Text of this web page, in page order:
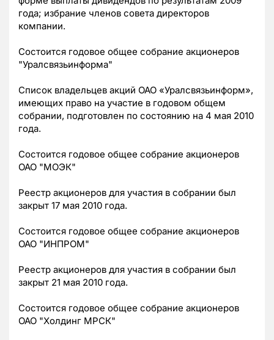
года; избрание членов совета директоров
компании.
Состоится годовое общее собрание акционеров
"Уралсвязьинформа"
Список владельцев акций ОАО «Уралсвязьинформ»,
имеющих право на участие в годовом общем
собрании, подготовлен по состоянию на 4 мая 2010
года.
Состоится годовое общее собрание акционеров
ОАО "МОЭК"
Реестр акционеров для участия в собрании был
закрыт 17 мая 2010 года.
Состоится годовое общее собрание акционеров
ОАО "ИНПРОМ"
Реестр акционеров для участия в собрании был
закрыт 21 мая 2010 года.
Состоится годовое общее собрание акционеров
ОАО "Холдинг МРСК"